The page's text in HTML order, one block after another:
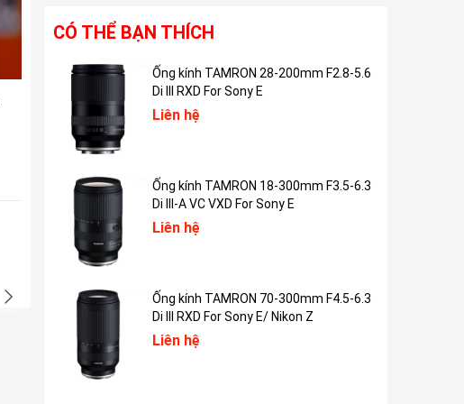
Xuất xứ
CÓ THỂ BẠN THÍCH
Ống kính TAMRON 28-200mm F2.8-5.6
Di III RXD For Sony E
Liên hệ
Ống kính TAMRON 18-300mm F3.5-6.3
Di III-A VC VXD For Sony E
Liên hệ
Ống kính TAMRON 70-300mm F4.5-6.3
Di III RXD For Sony E/ Nikon Z
Liên hệ